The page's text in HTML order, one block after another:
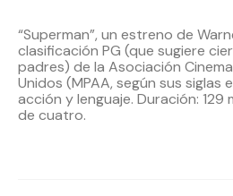
“Superman”, un estreno de
clasificación PG (que sugiere
padres) de la Asociación
Unidos (MPAA, según sus siglas
acción y lenguaje. Duración: 129
de cuatro.